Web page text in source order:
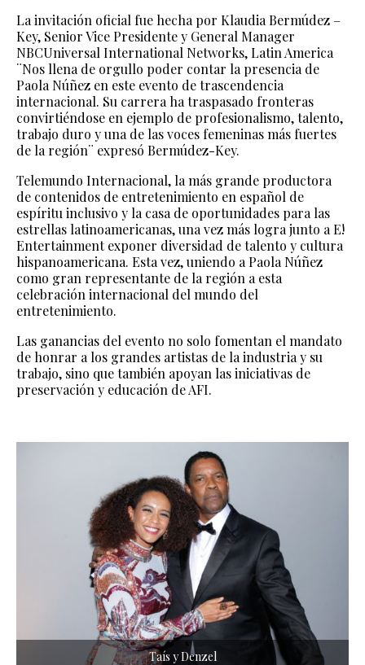
La invitación oficial fue hecha por Klaudia Bermúdez –
Key, Senior Vice Presidente y General Manager
NBCUniversal International Networks, Latin America
¨Nos llena de orgullo poder contar la presencia de
Paola Núñez en este evento de trascendencia
internacional. Su carrera ha traspasado fronteras
convirtiéndose en ejemplo de profesionalismo, talento,
trabajo duro y una de las voces femeninas más fuertes
de la región¨ expresó Bermúdez-Key.
Telemundo Internacional, la más grande productora
de contenidos de entretenimiento en español de
espíritu inclusivo y la casa de oportunidades para las
estrellas latinoamericanas, una vez más logra junto a E!
Entertainment exponer diversidad de talento y cultura
hispanoamericana. Esta vez, uniendo a Paola Núñez
como gran representante de la región a esta
celebración internacional del mundo del
entretenimiento.
Las ganancias del evento no solo fomentan el mandato
de honrar a los grandes artistas de la industria y su
trabajo, sino que también apoyan las iniciativas de
preservación y educación de AFI.
Taís y Denzel